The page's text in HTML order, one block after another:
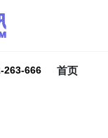
263-666 首页